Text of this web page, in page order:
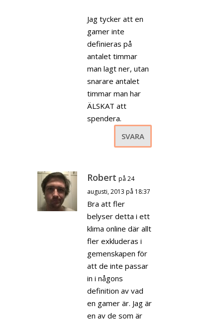
Jag tycker att en
gamer inte
definieras på
antalet timmar
man lagt ner, utan
snarare antalet
timmar man har
ÄLSKAT att
spendera.
SVARA
Robert på 24
augusti, 2013 på 18:37
Bra att fler
belyser detta i ett
klima online där allt
fler exkluderas i
gemenskapen för
att de inte passar
in i någons
definition av vad
en gamer är. Jag är
en av de som är